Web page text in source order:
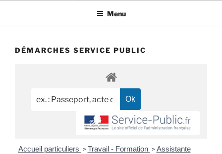
Menu
DÉMARCHES SERVICE PUBLIC
Accueil particuliers > Travail - Formation > Assistante